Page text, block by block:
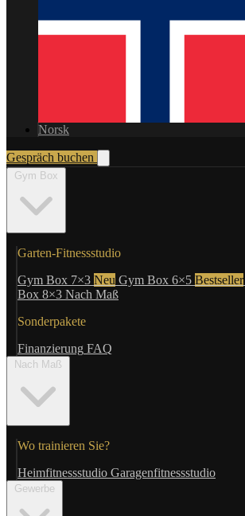
Norsk
Gespräch buchen
Gym Box
Garten-Fitnessstudio
Gym Box 7×3 Neu Gym Box 6×5 Bestseller
Box 8×3 Nach Maß
Sonderpakete
Finanzierung FAQ
Nach Maß
Wo trainieren Sie?
Heimfitnessstudio Garagenfitnessstudio
Gewerbe